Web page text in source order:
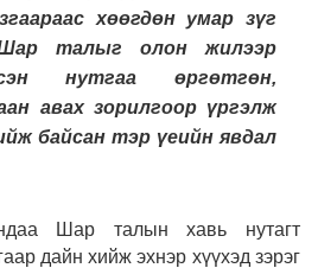
хөөгдөн умар зүг
талыг олон жилээр
нутгаа өргөтгөн,
авах зорилгоор үргэлж
байсан тэр үеийн явдал
Шар талын хавь нутагт
дайн хийж эхнэр хүүхэд зэрэг